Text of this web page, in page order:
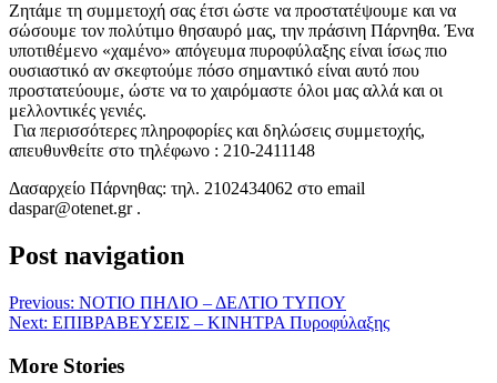
Ζητάμε τη συμμετοχή σας έτσι ώστε να προστατέψουμε και να
σώσουμε τον πολύτιμο θησαυρό μας, την πράσινη Πάρνηθα. Ένα
υποτιθέμενο «χαμένο» απόγευμα πυροφύλαξης είναι ίσως πιο
ουσιαστικό αν σκεφτούμε πόσο σημαντικό είναι αυτό που
προστατεύουμε, ώστε να το χαιρόμαστε όλοι μας αλλά και οι
μελλοντικές γενιές.
Για περισσότερες πληροφορίες και δηλώσεις συμμετοχής,
απευθυνθείτε στο τηλέφωνο : 210-2411148
Δασαρχείο Πάρνηθας: τηλ. 2102434062 στο email
daspar@otenet.gr .
Post navigation
Previous: ΝΟΤΙΟ ΠΗΛΙΟ – ΔΕΛΤΙΟ ΤΥΠΟΥ
Next: ΕΠΙΒΡΑΒΕΥΣΕΙΣ – ΚΙΝΗΤΡΑ Πυροφύλαξης
More Stories